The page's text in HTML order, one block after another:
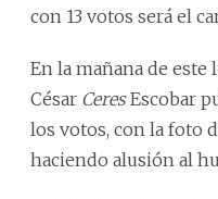
con 13 votos será el
En la mañana de este
César CeresEscobar
los votos, con la foto
haciendo alusión al